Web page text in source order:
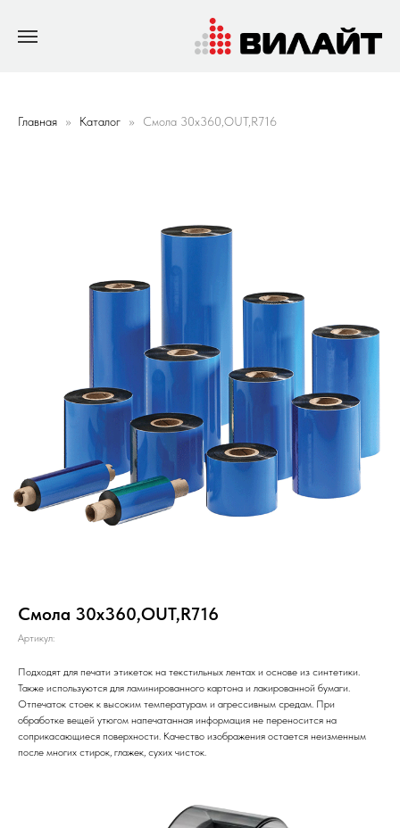
Главная Каталог Смола 30х360,OUT,R716
Смола 30х360,OUT,R716
Артикул:
Подходят для печати этикеток на текстильных лентах и основе из синтетики.
Также используются для ламинированного картона и лакированной бумаги.
Отпечаток стоек к высоким температурам и агрессивным средам. При
обработке вещей утюгом напечатанная информация не переносится на
соприкасающиеся поверхности. Качество изображения остается неизменным
после многих стирок, глажек, сухих чисток.